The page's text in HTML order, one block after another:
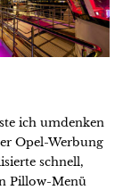
ich umdenken
Opel-Werbung
schnell,
Pillow-Menü